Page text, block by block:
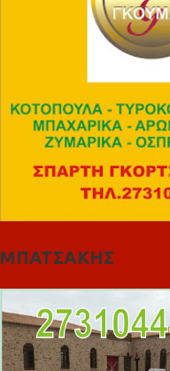
ΜΠΑΤΣΑΚΗΣ